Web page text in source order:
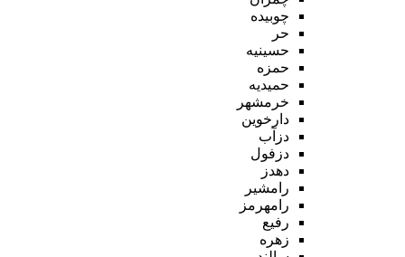
چوبیده
حر
حسینیه
حمزه
حمیدیه
خرمشهر
دارخوین
دزآب
دزفول
دهدز
رامشیر
رامهرمز
رفیع
زهره